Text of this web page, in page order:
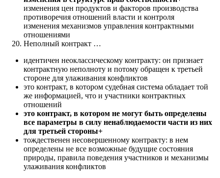
изменения цен продуктов и факторов производства
противоречия отношений власти и контроля
изменения механизмов управления контрактными
отношениями
Неполный контракт …
идентичен неоклассическому контракту: он признает
контрактную неполноту и потому обращен к третьей
стороне для улаживания конфликтов
это контракт, в котором судебная система обладает той
же информацией, что и участники контрактных
отношений
это контракт, в котором не могут быть определены
все параметры в силу ненаблюдаемости части из них
для третьей стороны+
тождественен несовершенному контракту: в нем
определены не все возможные будущие состояния
природы, правила поведения участников и механизмы
улаживания конфликтов